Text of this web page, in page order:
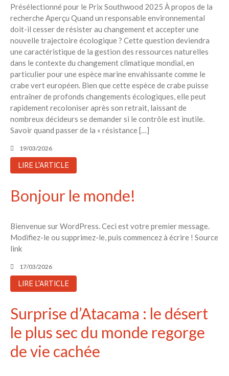
Présélectionné pour le Prix ​​Southwood 2025 À propos de la
recherche Aperçu Quand un responsable environnemental
doit-il cesser de résister au changement et accepter une
nouvelle trajectoire écologique ? Cette question deviendra
une caractéristique de la gestion des ressources naturelles
dans le contexte du changement climatique mondial, en
particulier pour une espèce marine envahissante comme le
crabe vert européen. Bien que cette espèce de crabe puisse
entraîner de profonds changements écologiques, elle peut
rapidement recoloniser après son retrait, laissant de
nombreux décideurs se demander si le contrôle est inutile.
Savoir quand passer de la « résistance […]
19/03/2026
LIRE L'ARTICLE
Bonjour le monde!
Bienvenue sur WordPress. Ceci est votre premier message.
Modifiez-le ou supprimez-le, puis commencez à écrire ! Source
link
17/03/2026
LIRE L'ARTICLE
Surprise d’Atacama : le désert
le plus sec du monde regorge
de vie cachée